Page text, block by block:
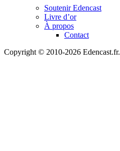
Soutenir Edencast
Livre d’or
À propos
Contact
Copyright © 2010-2026 Edencast.fr.